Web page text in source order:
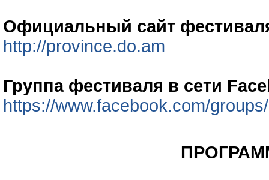
Официальный сайт
http://province.do.am
Группа фестиваля в сети
https://www.facebook.com/